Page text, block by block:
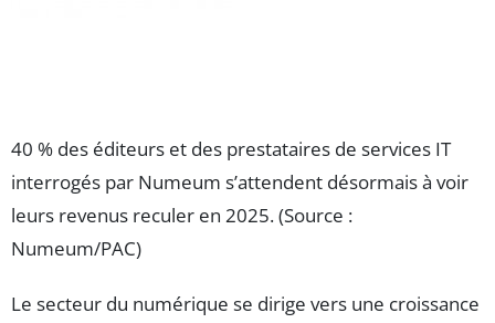
40 % des éditeurs et des prestataires de services IT
interrogés par Numeum s’attendent désormais à voir
leurs revenus reculer en 2025. (Source :
Numeum/PAC)
Le secteur du numérique se dirige vers une croissance